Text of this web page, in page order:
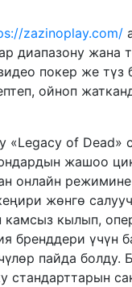
zazinoplay.com/
диапазону
покер же
ойноп
«Legacy of Dead»
жашоо
онлайн
жөнгө
кылып,
бренддери үчүн
пайда болду.
стандарттарын